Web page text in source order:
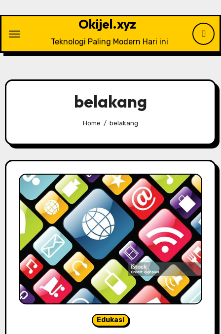
content
Okijel.xyz
Teknologi Paling Modern Hari ini
belakang
Home belakang
Edukasi